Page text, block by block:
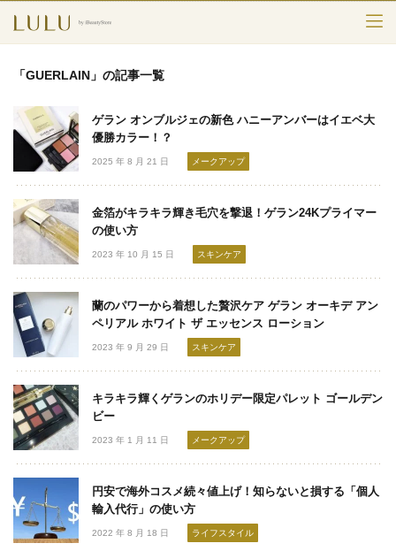
スキンケア
メークアップ
エイジングケア
フレグランス
ボディ＆ヘア
ライフスタイル
検索
「GUERLAIN」の記事一覧
ゲラン オンブルジェの新色 ハニーアンバーはイエベ大
優勝カラー！？
2025 年 8 月 21 日 メークアップ
金箔がキラキラ輝き毛穴を撃退！ゲラン24Kプライマー
の使い方
2023 年 10 月 15 日 スキンケア
蘭のパワーから着想した贅沢ケア ゲラン オーキデ アン
ペリアル ホワイト ザ エッセンス ローション
2023 年 9 月 29 日 スキンケア
キラキラ輝くゲランのホリデー限定パレット ゴールデン
ビー
2023 年 1 月 11 日 メークアップ
円安で海外コスメ続々値上げ！知らないと損する「個人
輸入代行」の使い方
2022 年 8 月 18 日 ライフスタイル